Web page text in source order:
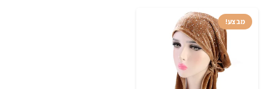
היה:
₪122.87.
מבצע!